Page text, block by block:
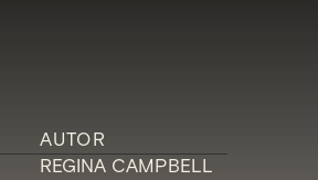
AUTOR
REGINA CAMPBELL